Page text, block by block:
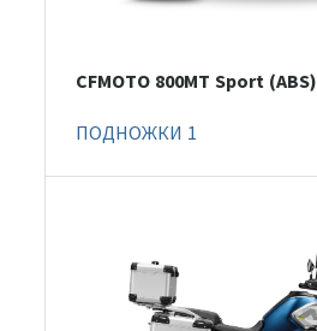
CFMOTO 800MT Sport (ABS)
ПОДНОЖКИ 1